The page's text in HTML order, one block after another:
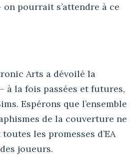
on pourrait s’attendre à ce
Arts a dévoilé la
à la fois passées et futures,
Espérons que l’ensemble
de la couverture ne
les promesses d’EA
joueurs.